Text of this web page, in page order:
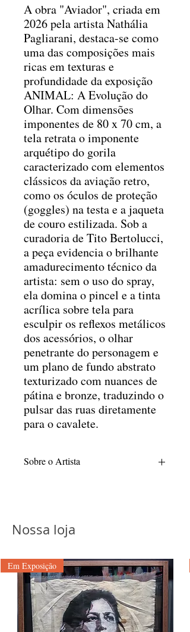
A obra "Aviador", criada em
2026 pela artista Nathália
Pagliarani, destaca-se como
uma das composições mais
ricas em texturas e
profundidade da exposição
ANIMAL: A Evolução do
Olhar. Com dimensões
imponentes de 80 x 70 cm, a
tela retrata o imponente
arquétipo do gorila
caracterizado com elementos
clássicos da aviação retro,
como os óculos de proteção
(goggles) na testa e a jaqueta
de couro estilizada. Sob a
curadoria de Tito Bertolucci,
a peça evidencia o brilhante
amadurecimento técnico da
artista: sem o uso do spray,
ela domina o pincel e a tinta
acrílica sobre tela para
esculpir os reflexos metálicos
dos acessórios, o olhar
penetrante do personagem e
um plano de fundo abstrato
texturizado com nuances de
pátina e bronze, traduzindo o
pulsar das ruas diretamente
para o cavalete.
Sobre o Artista
Educação Artística no ano de 1992. Sua
trajetória acadêmica compreende o ciclo
que, à época, conferia ao profissional uma
sólida base multidisciplinar e a
competência técnica para o exercício da
docência e da produção estética em
múltiplas linguagens
Nossa loja
Em Exposição